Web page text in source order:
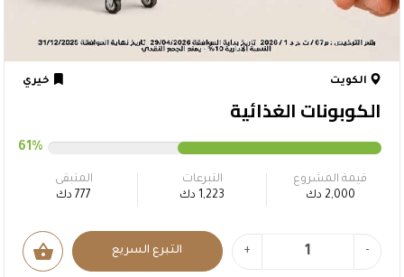
الكويت خيري
الكوبونات الغذائية
61%
قيمة المشروع
2,000 دك
التبرعات
1,223 دك
المتبقى
777 دك
-
+ التبرع السريع shopping_basket